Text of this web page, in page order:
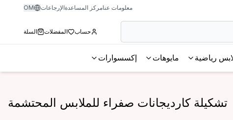
معلومات عنامركز المساعدةالإرجاعات OM
حساب المفضلات السلة
رياضية مايوهات إكسسوارات
تشكيلة كارديجانات صفراء للملابس المحتشمة